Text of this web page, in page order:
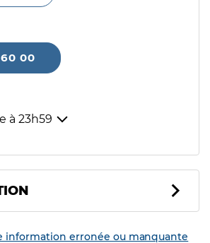
00
à 23h59
information erronée ou manquante